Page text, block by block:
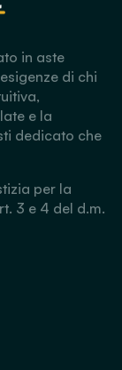
in aste
di chi
e la
dedicato che
per la
3 e 4 del d.m.